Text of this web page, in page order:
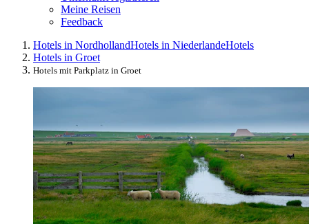
Meine Reisen
Feedback
Hotels in NordhollandHotels in NiederlandeHotels
Hotels in Groet
Hotels mit Parkplatz in Groet